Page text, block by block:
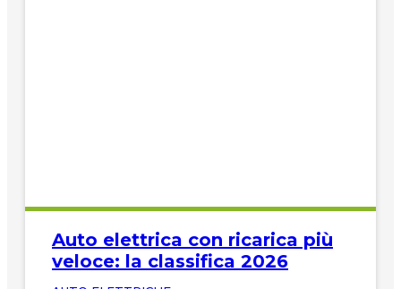
Auto elettrica con ricarica più
veloce: la classifica 2026